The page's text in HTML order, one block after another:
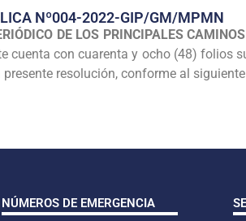
Nº004-2022-GIP/GM/MPMN
DE LOS PRINCIPALES
cuenta con cuarenta y ocho (48) folios
resolución, conforme al
NÚMEROS DE EMERGENCIA